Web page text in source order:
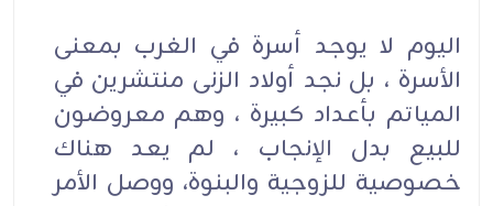
اليوم لا يوجد أسرة في الغرب بمعنى
الأسرة ، بل نجد أولاد الزنى منتشرين في
المياتم بأعداد كبيرة ، وهم معروضون
للبيع بدل الإنجاب ، لم يعد هناك
خصوصية للزوجية والبنوة، ووصل الأمر